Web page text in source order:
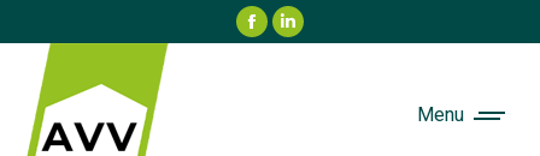
FacebookLinkedin
Menu